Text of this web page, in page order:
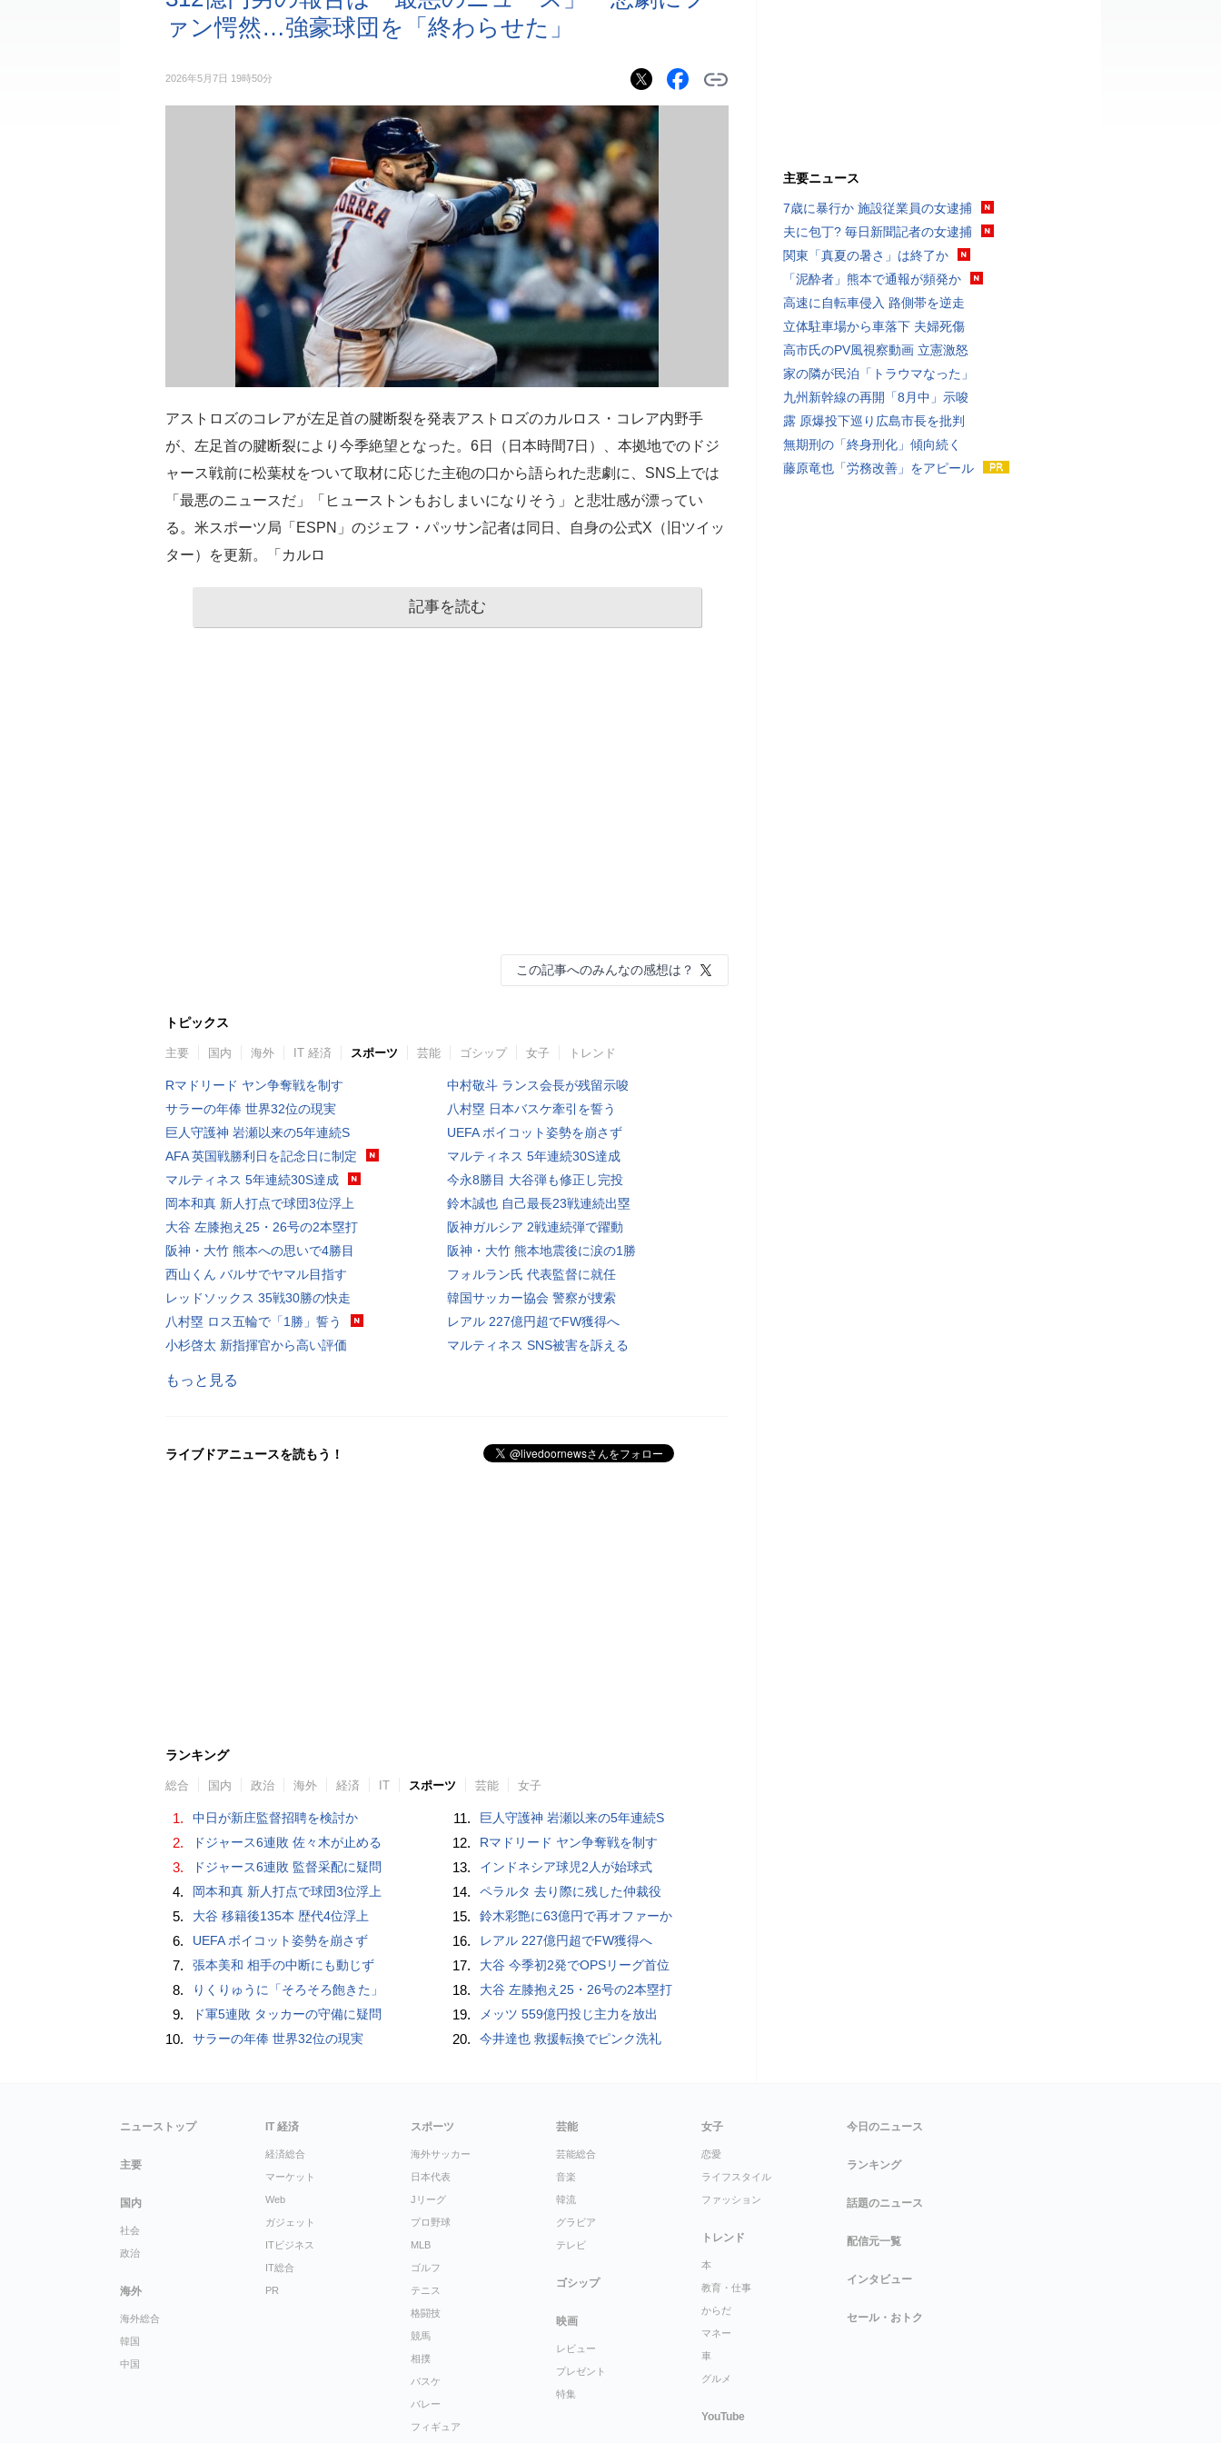
ァン愕然…強豪球団を「終わらせた」
2026年5月7日 19時50分
アストロズのコレアが左足首の腱断裂を発表アストロズのカルロス・コレア内野手
が、左足首の腱断裂により今季絶望となった。6日（日本時間7日）、本拠地でのドジ
ャース戦前に松葉杖をついて取材に応じた主砲の口から語られた悲劇に、SNS上では
「最悪のニュースだ」「ヒューストンもおしまいになりそう」と悲壮感が漂ってい
る。米スポーツ局「ESPN」のジェフ・パッサン記者は同日、自身の公式X（旧ツイッ
ター）を更新。「カルロ
記事を読む
この記事へのみんなの感想は？
トピックス
主要 国内 海外 IT 経済 スポーツ 芸能 ゴシップ 女子 トレンド
Rマドリード ヤン争奪戦を制す
サラーの年俸 世界32位の現実
巨人守護神 岩瀬以来の5年連続S
AFA 英国戦勝利日を記念日に制定
マルティネス 5年連続30S達成
岡本和真 新人打点で球団3位浮上
大谷 左膝抱え25・26号の2本塁打
阪神・大竹 熊本への思いで4勝目
西山くん バルサでヤマル目指す
レッドソックス 35戦30勝の快走
八村塁 ロス五輪で「1勝」誓う
小杉啓太 新指揮官から高い評価
中村敬斗 ランス会長が残留示唆
八村塁 日本バスケ牽引を誓う
UEFA ボイコット姿勢を崩さず
マルティネス 5年連続30S達成
今永8勝目 大谷弾も修正し完投
鈴木誠也 自己最長23戦連続出塁
阪神ガルシア 2戦連続弾で躍動
阪神・大竹 熊本地震後に涙の1勝
フォルラン氏 代表監督に就任
韓国サッカー協会 警察が捜索
レアル 227億円超でFW獲得へ
マルティネス SNS被害を訴える
もっと見る
ライブドアニュースを読もう！
ランキング
総合 国内 政治 海外 経済 IT スポーツ 芸能 女子
1. 中日が新庄監督招聘を検討か
2. ドジャース6連敗 佐々木が止める
3. ドジャース6連敗 監督采配に疑問
4. 岡本和真 新人打点で球団3位浮上
5. 大谷 移籍後135本 歴代4位浮上
6. UEFA ボイコット姿勢を崩さず
7. 張本美和 相手の中断にも動じず
8. りくりゅうに「そろそろ飽きた」
9. ド軍5連敗 タッカーの守備に疑問
10. サラーの年俸 世界32位の現実
11. 巨人守護神 岩瀬以来の5年連続S
12. Rマドリード ヤン争奪戦を制す
13. インドネシア球児2人が始球式
14. ペラルタ 去り際に残した仲裁役
15. 鈴木彩艶に63億円で再オファーか
16. レアル 227億円超でFW獲得へ
17. 大谷 今季初2発でOPSリーグ首位
18. 大谷 左膝抱え25・26号の2本塁打
19. メッツ 559億円投じ主力を放出
20. 今井達也 救援転換でピンク洗礼
主要ニュース
7歳に暴行か 施設従業員の女逮捕
夫に包丁? 毎日新聞記者の女逮捕
関東「真夏の暑さ」は終了か
「泥酔者」熊本で通報が頻発か
高速に自転車侵入 路側帯を逆走
立体駐車場から車落下 夫婦死傷
高市氏のPV風視察動画 立憲激怒
家の隣が民泊「トラウマなった」
九州新幹線の再開「8月中」示唆
露 原爆投下巡り広島市長を批判
無期刑の「終身刑化」傾向続く
藤原竜也「労務改善」をアピール
ニューストップ
主要
国内
社会
政治
海外
海外総合
韓国
中国
IT 経済
経済総合
マーケット
Web
ガジェット
ITビジネス
IT総合
PR
スポーツ
海外サッカー
日本代表
Jリーグ
プロ野球
MLB
ゴルフ
テニス
格闘技
競馬
相撲
バスケ
バレー
フィギュア
芸能
芸能総合
音楽
韓流
グラビア
テレビ
ゴシップ
映画
レビュー
プレゼント
特集
女子
恋愛
ライフスタイル
ファッション
トレンド
本
教育・仕事
からだ
マネー
車
グルメ
YouTube
今日のニュース
ランキング
話題のニュース
配信元一覧
インタビュー
セール・おトク